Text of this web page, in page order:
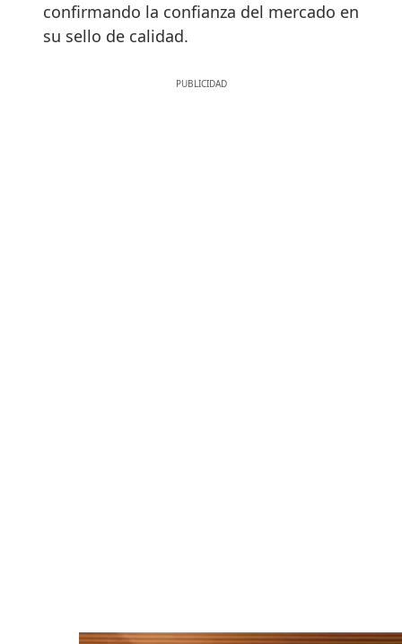
confirmando la confianza del mercado en
su sello de calidad.